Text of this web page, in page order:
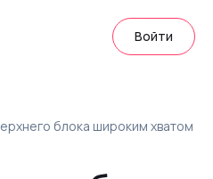
Войти
блока широким хватом